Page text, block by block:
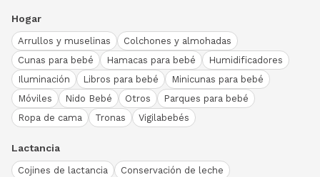
Hogar
Arrullos y muselinas
Colchones y almohadas
Cunas para bebé
Hamacas para bebé
Humidificadores
Iluminación
Libros para bebé
Minicunas para bebé
Móviles
Nido Bebé Otros
Parques para bebé
Ropa de cama
Tronas Vigilabebés
Lactancia
Cojines de lactancia
Conservación de leche